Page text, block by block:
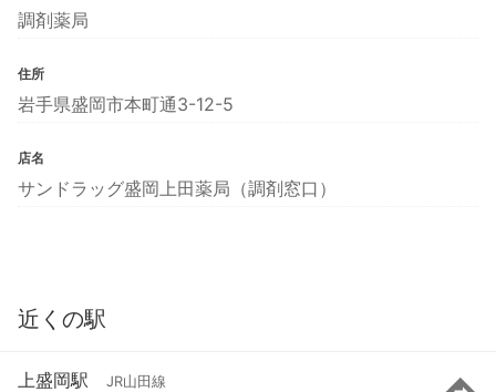
調剤薬局
住所
岩手県盛岡市本町通3-12-5
店名
サンドラッグ盛岡上田薬局（調剤窓口）
近くの駅
上盛岡駅 JR山田線